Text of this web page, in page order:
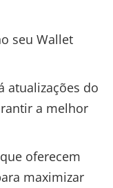
seu Wallet
atualizações do
a melhor
oferecem
maximizar